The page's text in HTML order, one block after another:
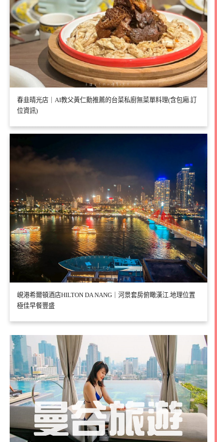
春韭晴光店｜AI教父黃仁勳推薦的台菜私廚無菜單料理(含包廂.訂
位資訊)
峴港希爾頓酒店HILTON DA NANG｜河景套房俯瞰漢江.地理位置
極佳早餐豐盛